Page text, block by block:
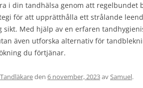
i din tandhälsa genom att regelbundet
för att upprätthålla ett strålande
Med hjälp av en erfaren
även utforska alternativ för
du förtjänar.
Tandläkareden 6 november, 2023avSamuel.